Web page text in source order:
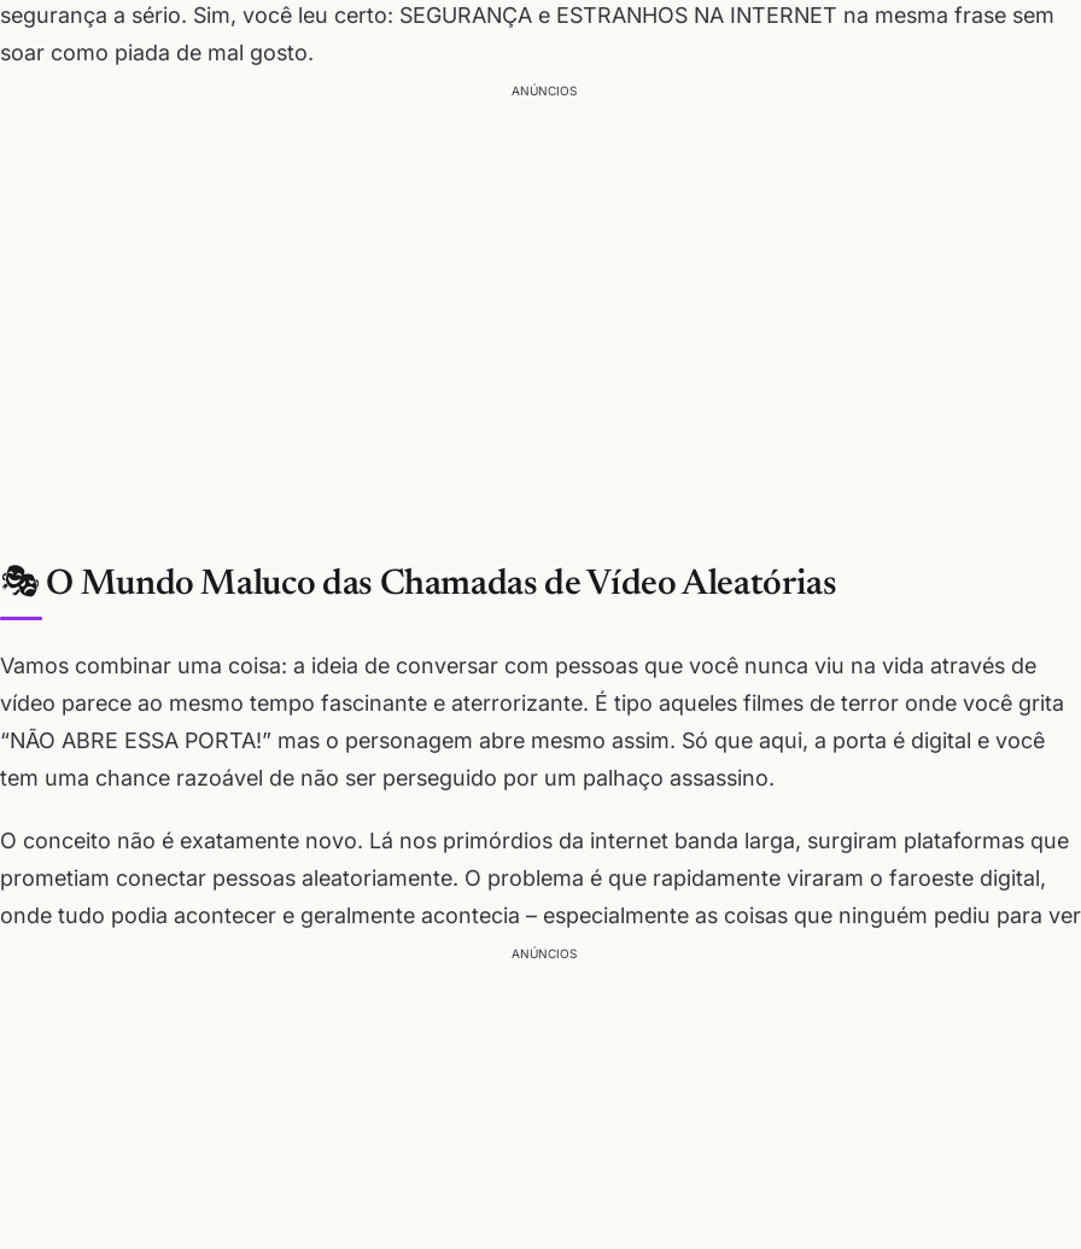
segurança a sério. Sim, você leu certo: SEGURANÇA e ESTRANHOS NA INTERNET na mesma frase sem
soar como piada de mal gosto.
ANÚNCIOS
🎭 O Mundo Maluco das Chamadas de Vídeo Aleatórias
Vamos combinar uma coisa: a ideia de conversar com pessoas que você nunca viu na vida através de
vídeo parece ao mesmo tempo fascinante e aterrorizante. É tipo aqueles filmes de terror onde você grita
“NÃO ABRE ESSA PORTA!” mas o personagem abre mesmo assim. Só que aqui, a porta é digital e você
tem uma chance razoável de não ser perseguido por um palhaço assassino.
O conceito não é exatamente novo. Lá nos primórdios da internet banda larga, surgiram plataformas que
prometiam conectar pessoas aleatoriamente. O problema é que rapidamente viraram o faroeste digital,
onde tudo podia acontecer e geralmente acontecia – especialmente as coisas que ninguém pediu para
ANÚNCIOS